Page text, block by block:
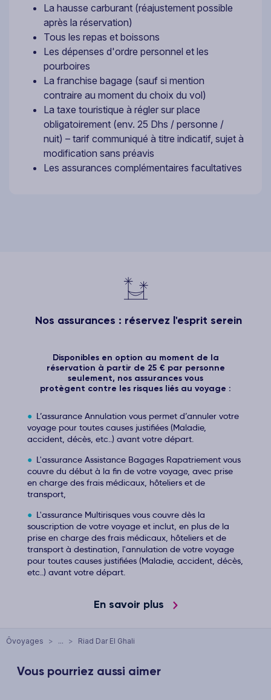
La hausse carburant (réajustement possible
après la réservation)
Tous les repas et boissons
Les dépenses d'ordre personnel et les
pourboires
La franchise bagage (sauf si mention
contraire au moment du choix du vol)
La taxe touristique à régler sur place
obligatoirement (env. 25 Dhs / personne /
nuit) – tarif communiqué à titre indicatif, sujet à
modification sans préavis
Les assurances complémentaires facultatives
Nos assurances : réservez l'esprit serein
Disponibles en option au moment de la
réservation à partir de 25 € par personne
seulement, nos assurances vous
protègent contre les risques liés au voyage :
L’assurance Annulation vous permet d’annuler votre
voyage pour toutes causes justifiées (Maladie,
accident, décès, etc..) avant votre départ.
L'assurance Assistance Bagages Rapatriement vous
couvre du début à la fin de votre voyage, avec prise
en charge des frais médicaux, hôteliers et de
transport,
L'assurance Multirisques vous couvre dès la
souscription de votre voyage et inclut, en plus de la
prise en charge des frais médicaux, hôteliers et de
transport à destination, l'annulation de votre voyage
pour toutes causes justifiées (Maladie, accident, décès,
etc..) avant votre départ.
En savoir plus
Ôvoyages > ... > Riad Dar El Ghali
Vous pourriez aussi aimer